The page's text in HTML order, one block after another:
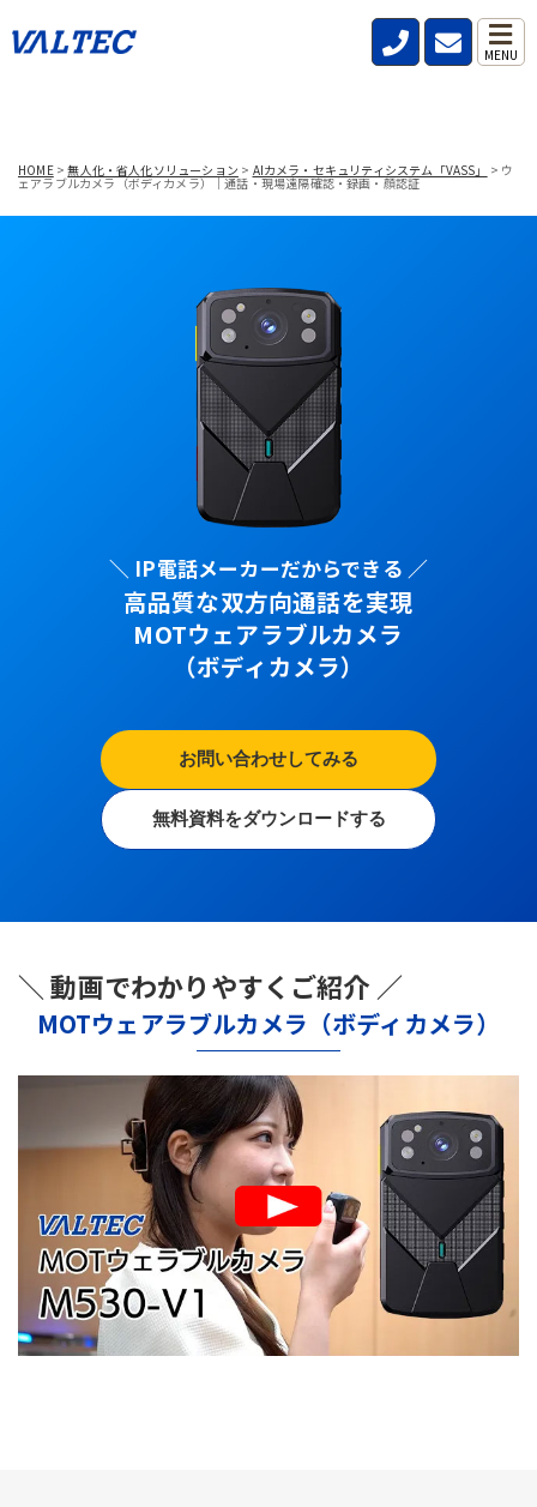
MENU
HOME>無人化・省人化ソリューション > AIカメラ・セキュリティシステム「VASS」 > ウ
ェアラブルカメラ（ボディカメラ）｜通話・現場遠隔確認・録画・顔認証
＼ IP電話メーカーだからできる ／
高品質な双方向通話を実現
MOTウェアラブルカメラ
（ボディカメラ）
お問い合わせしてみる
無料資料をダウンロードする
＼ 動画でわかりやすくご紹介 ／
MOTウェアラブルカメラ（ボディカメラ）